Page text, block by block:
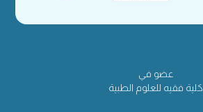
عضو في
كلية فقيه للعلوم الطبية